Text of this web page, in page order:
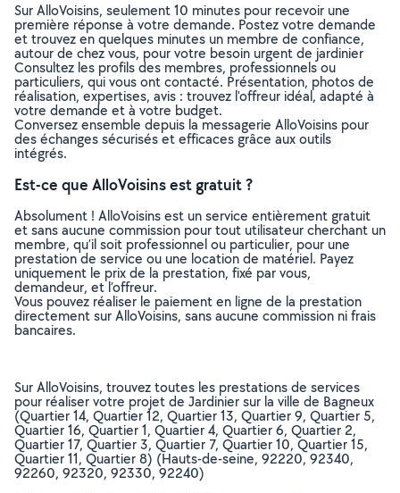
Sur AlloVoisins, seulement 10 minutes pour recevoir une
première réponse à votre demande. Postez votre demande
et trouvez en quelques minutes un membre de confiance,
autour de chez vous, pour votre besoin urgent de jardinier
Consultez les profils des membres, professionnels ou
particuliers, qui vous ont contacté. Présentation, photos de
réalisation, expertises, avis : trouvez l'offreur idéal, adapté à
votre demande et à votre budget.
Conversez ensemble depuis la messagerie AlloVoisins pour
des échanges sécurisés et efficaces grâce aux outils
intégrés.
Est-ce que AlloVoisins est gratuit ?
Absolument ! AlloVoisins est un service entièrement gratuit
et sans aucune commission pour tout utilisateur cherchant un
membre, qu’il soit professionnel ou particulier, pour une
prestation de service ou une location de matériel. Payez
uniquement le prix de la prestation, fixé par vous,
demandeur, et l’offreur.
Vous pouvez réaliser le paiement en ligne de la prestation
directement sur AlloVoisins, sans aucune commission ni frais
bancaires.
Sur AlloVoisins, trouvez toutes les prestations de services
pour réaliser votre projet de Jardinier sur la ville de Bagneux
(Quartier 14, Quartier 12, Quartier 13, Quartier 9, Quartier 5,
Quartier 16, Quartier 1, Quartier 4, Quartier 6, Quartier 2,
Quartier 17, Quartier 3, Quartier 7, Quartier 10, Quartier 15,
Quartier 11, Quartier 8) (Hauts-de-seine, 92220, 92340,
92260, 92320, 92330, 92240)